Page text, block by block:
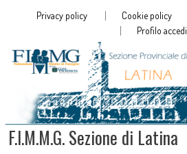
Privacy policy Cookie policy
Profilo accedi
F.I.M.M.G. Sezione di Latina